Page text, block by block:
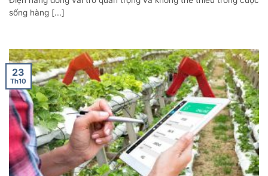
sống hàng [...]
23
Th10